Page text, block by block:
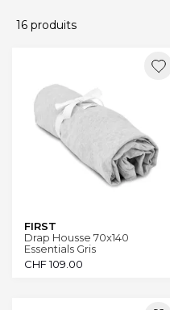
16 produits
FIRST
Drap Housse 70x140
Essentials Gris
CHF109.00